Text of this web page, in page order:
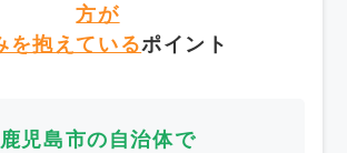
方が
を抱えているポイント
鹿児島市の自治体で